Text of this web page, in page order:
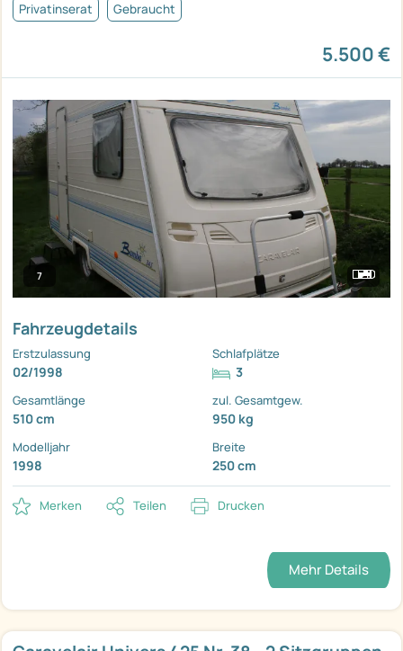
Privatinserat Gebraucht
5.500 €
7
Fahrzeugdetails
Erstzulassung
02/1998
Schlafplätze
3
Gesamtlänge
510 cm
zul. Gesamtgew.
950 kg
Modelljahr
1998
Breite
250 cm
Merken Teilen Drucken
Mehr Details